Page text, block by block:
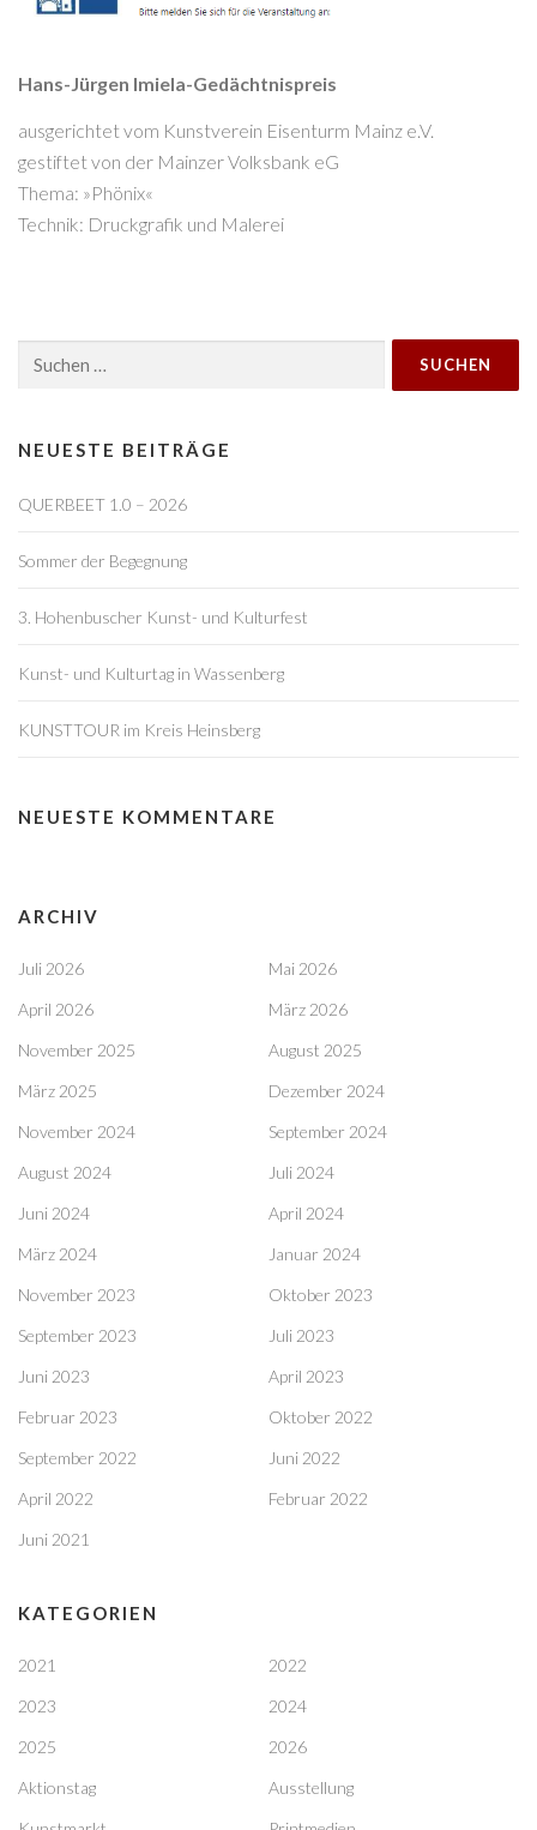
Hans-Jürgen Imiela-Gedächtnispreis
ausgerichtet vom Kunstverein Eisenturm Mainz e.V.
gestiftet von der Mainzer Volksbank eG
Thema: »Phönix«
Technik: Druckgrafik und Malerei
Suchen
NEUESTE BEITRÄGE
QUERBEET 1.0 – 2026
Sommer der Begegnung
3. Hohenbuscher Kunst- und Kulturfest
Kunst- und Kulturtag in Wassenberg
KUNSTTOUR im Kreis Heinsberg
NEUESTE KOMMENTARE
ARCHIV
Juli 2026
Mai 2026
April 2026
März 2026
November 2025
August 2025
März 2025
Dezember 2024
November 2024
September 2024
August 2024
Juli 2024
Juni 2024
April 2024
März 2024
Januar 2024
November 2023
Oktober 2023
September 2023
Juli 2023
Juni 2023
April 2023
Februar 2023
Oktober 2022
September 2022
Juni 2022
April 2022
Februar 2022
Juni 2021
KATEGORIEN
2021
2022
2023
2024
2025
2026
Aktionstag
Ausstellung